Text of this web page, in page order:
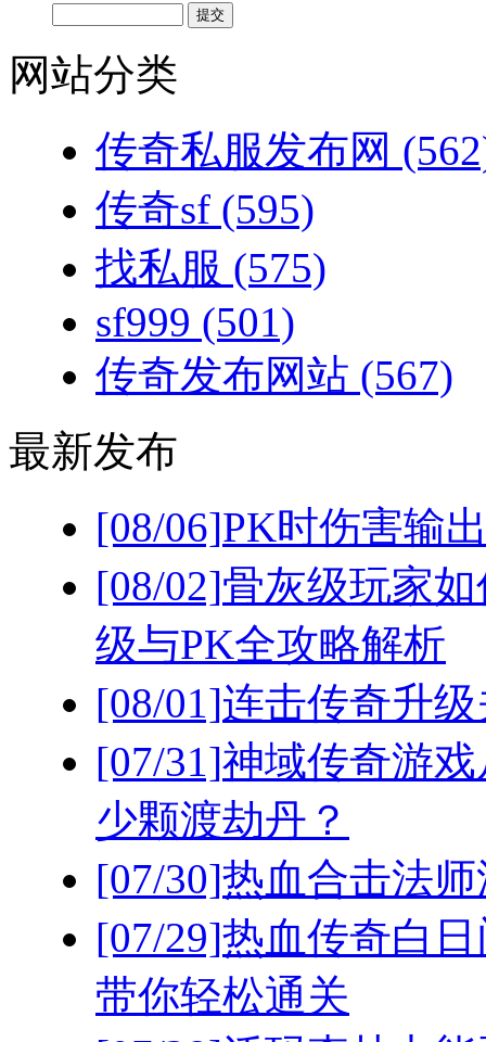
网站分类
传奇私服发布网
传奇sf (595)
找私服 (575)
sf999 (501)
传奇发布网站 (567)
最新发布
[08/06]PK时伤害输
[08/02]骨灰级玩家
级与PK全攻略解析
[08/01]连击传奇升
[07/31]神域传奇游
少颗渡劫丹？
[07/30]热血合击法
[07/29]热血传奇白
带你轻松通关